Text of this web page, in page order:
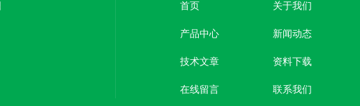
首页 关于我们
产品中心 新闻动态
技术文章 资料下载
在线留言 联系我们